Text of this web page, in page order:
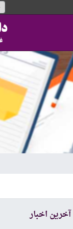
آخرین اخبار